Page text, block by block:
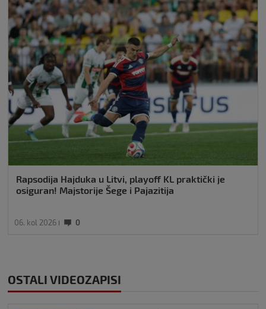
Rapsodija Hajduka u Litvi, playoff KL praktički je
osiguran! Majstorije Šege i Pajazitija
06. kol 2026 0
OSTALI VIDEOZAPISI